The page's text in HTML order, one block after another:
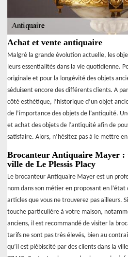
Achat et vente antiquaire
Malgré la grande évolution actuelle, les
leurs essentialités dans la vie quotidienne.
originale et pour la longévité des objets
séduisent encore des différents clients. A
côté esthétique, l’historique d’un objet
de l’importance des objets de l’antiquité.
et achat des objets de l’antiquité afin de
satisfaire. Alors, n’hésitez pas à le mettre
Brocanteur Antiquaire Mayer :
ville de Le Plessis Placy
Le brocanteur Antiquaire Mayer est un
nom dans son métier en proposant en l’état
articles que vous ne trouverez pas ailleurs.
touche particulière à votre maison,
anciens, il est recommandé de visiter la
tarifs ne sont pas très élevés, bien au
qu’il est plébiscité par des clients dans la